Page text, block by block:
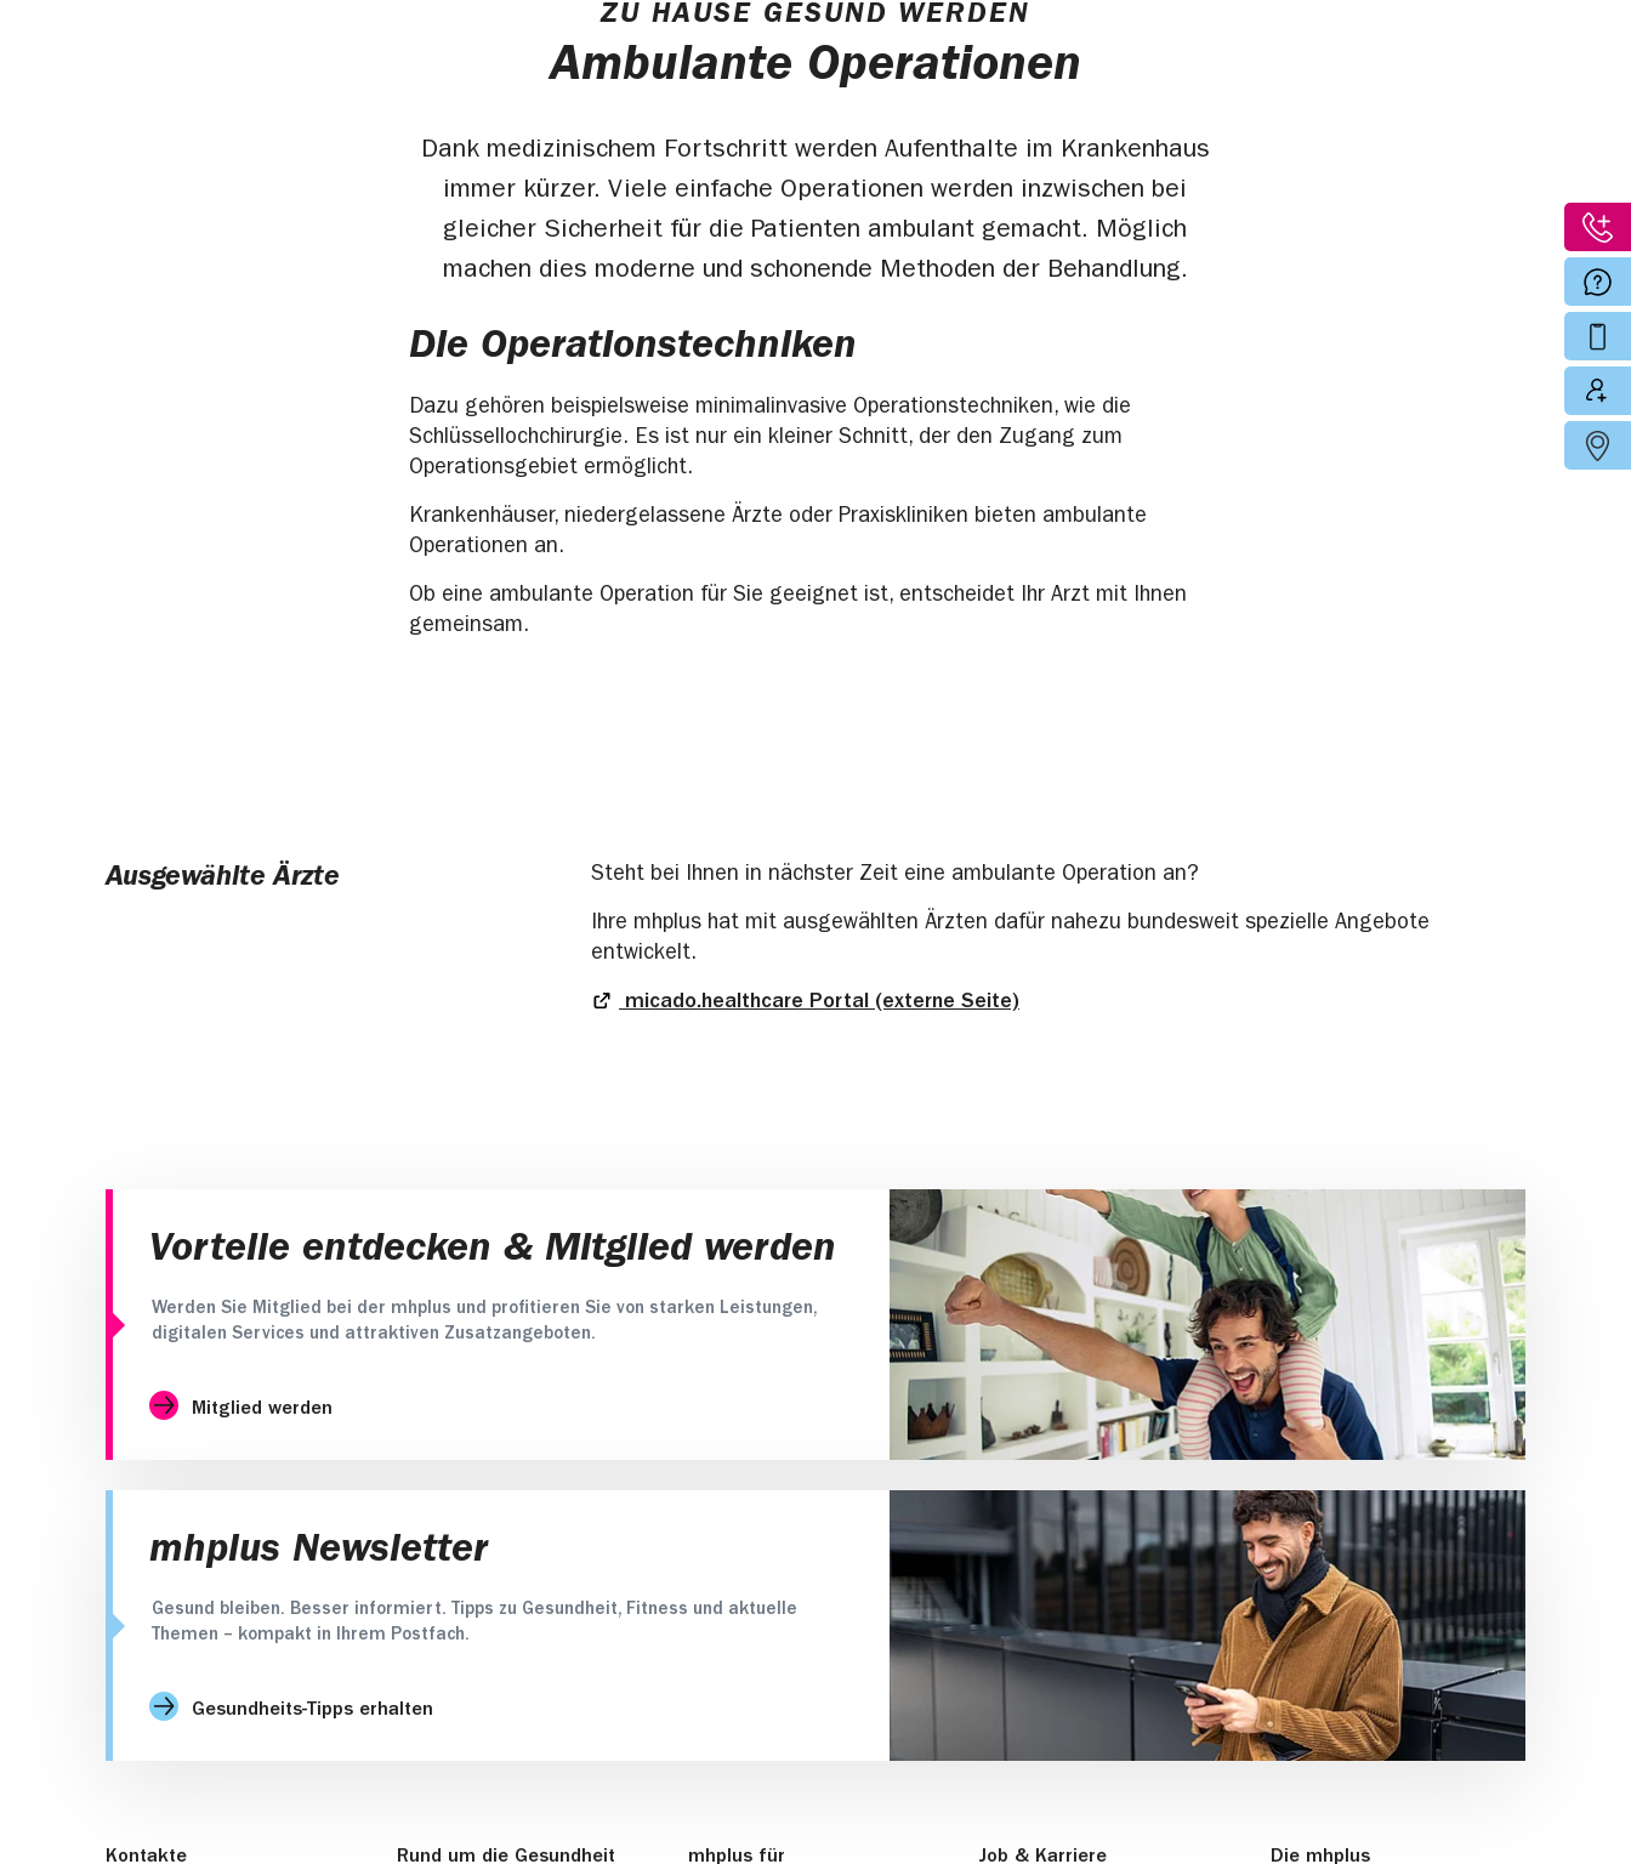
ZU HAUSE GESUND WERDEN
Ambulante Operationen
Dank medizinischem Fortschritt werden Aufenthalte im Krankenhaus
immer kürzer. Viele einfache Operationen werden inzwischen bei
gleicher Sicherheit für die Patienten ambulant gemacht. Möglich
machen dies moderne und schonende Methoden der Behandlung.
Die Operationstechniken
Dazu gehören beispielsweise minimalinvasive Operationstechniken, wie die
Schlüssellochchirurgie. Es ist nur ein kleiner Schnitt, der den Zugang zum
Operationsgebiet ermöglicht.
Krankenhäuser, niedergelassene Ärzte oder Praxiskliniken bieten ambulante
Operationen an.
Ob eine ambulante Operation für Sie geeignet ist, entscheidet Ihr Arzt mit Ihnen
gemeinsam.
Ausgewählte Ärzte Steht bei Ihnen in nächster Zeit eine ambulante Operation an?
Ihre mhplus hat mit ausgewählten Ärzten dafür nahezu bundesweit spezielle Angebote
entwickelt.
micado.healthcare Portal (externe Seite)
Vorteile entdecken & Mitglied werden
Werden Sie Mitglied bei der mhplus und profitieren Sie von starken Leistungen,
digitalen Services und attraktiven Zusatzangeboten.
Mitglied werden
mhplus Newsletter
Gesund bleiben. Besser informiert. Tipps zu Gesundheit, Fitness und aktuelle
Themen – kompakt in Ihrem Postfach.
Gesundheits-Tipps erhalten
Kontakte Rund um die Gesundheit mhplus für Job & Karriere Die mhplus